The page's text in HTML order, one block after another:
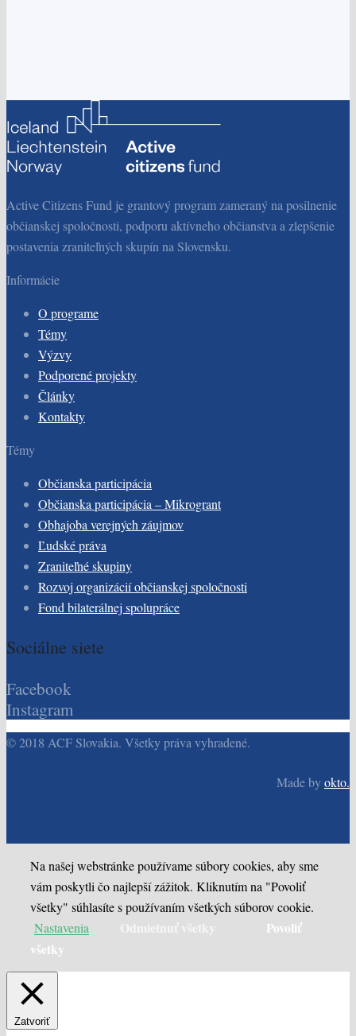
Active Citizens Fund je grantový program zameraný na posilnenie
občianskej spoločnosti, podporu aktívneho občianstva a zlepšenie
postavenia zraniteľných skupín na Slovensku.
Informácie
O programe
Témy
Výzvy
Podporené projekty
Články
Kontakty
Témy
Občianska participácia
Občianska participácia – Mikrogrant
Obhajoba verejných záujmov
Ľudské práva
Zraniteľné skupiny
Rozvoj organizácií občianskej spoločnosti
Fond bilaterálnej spolupráce
Sociálne siete
Facebook
Instagram
© 2018 ACF Slovakia. Všetky práva vyhradené.
Made byokto.
Na našej webstránke používame súbory cookies, aby sme
vám poskytli čo najlepší zážitok. Kliknutím na "Povoliť
všetky" súhlasíte s používaním všetkých súborov cookie.
Nastavenia
Povoliť
všetky
Zatvoriť